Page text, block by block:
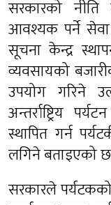
सरकारको नीति
आवश्यक पर्ने सेवा
सूचना केन्द्र
व्यवसायको
उपयोग गरिने
अन्तर्राष्ट्रिय
स्थापित गर्न
लगिने बताइएको
सरकारले